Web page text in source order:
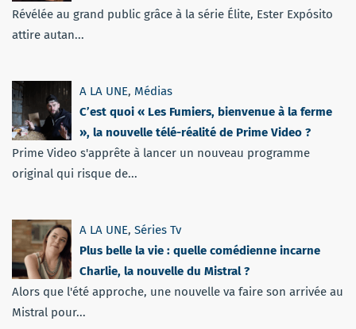
Révélée au grand public grâce à la série Élite, Ester Expósito
attire autan...
A LA UNE, Médias
C’est quoi « Les Fumiers, bienvenue à la ferme
», la nouvelle télé-réalité de Prime Video ?
Prime Video s'apprête à lancer un nouveau programme
original qui risque de...
A LA UNE, Séries Tv
Plus belle la vie : quelle comédienne incarne
Charlie, la nouvelle du Mistral ?
Alors que l'été approche, une nouvelle va faire son arrivée au
Mistral pour...